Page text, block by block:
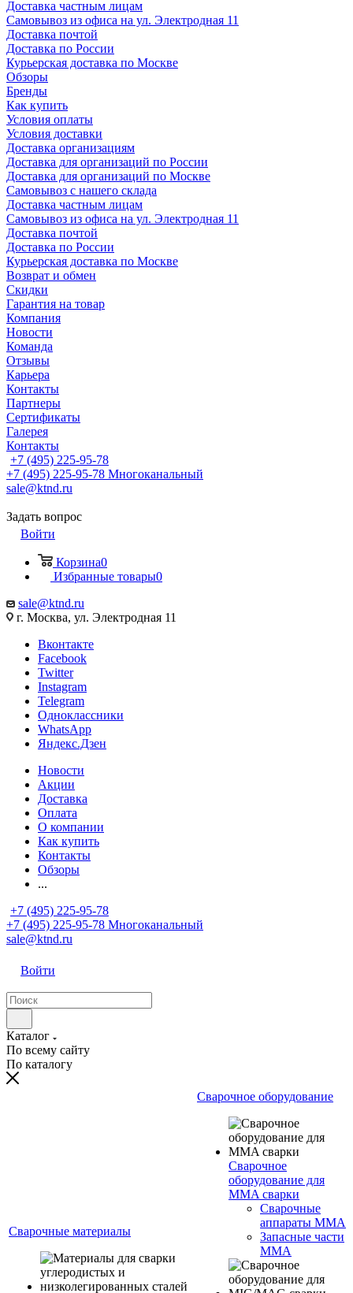
Доставка частным лицам
Самовывоз из офиса на ул. Электродная 11
Доставка почтой
Доставка по России
Курьерская доставка по Москве
Обзоры
Бренды
Как купить
Условия оплаты
Условия доставки
Доставка организациям
Доставка для организаций по России
Доставка для организаций по Москве
Самовывоз с нашего склада
Доставка частным лицам
Самовывоз из офиса на ул. Электродная 11
Доставка почтой
Доставка по России
Курьерская доставка по Москве
Возврат и обмен
Скидки
Гарантия на товар
Компания
Новости
Команда
Отзывы
Карьера
Контакты
Партнеры
Сертификаты
Галерея
Контакты
+7 (495) 225-95-78
+7 (495) 225-95-78 Многоканальный
sale@ktnd.ru
Задать вопрос
Войти
Корзина0
Избранные товары0
sale@ktnd.ru
г. Москва, ул. Электродная 11
Вконтакте
Facebook
Twitter
Instagram
Telegram
Одноклассники
WhatsApp
Яндекс.Дзен
Новости
Акции
Доставка
Оплата
О компании
Как купить
Контакты
Обзоры
...
+7 (495) 225-95-78
+7 (495) 225-95-78 Многоканальный
sale@ktnd.ru
Войти
Каталог
По всему сайту
По каталогу
Сварочные материалы
Сварочное оборудование
Сварочное
оборудование для
MMA сварки
Сварочные
аппараты MMA
Запасные части
MMA